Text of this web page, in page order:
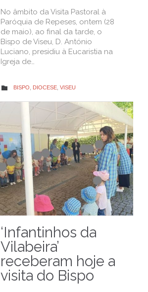
No âmbito da Visita Pastoral à
Paróquia de Repeses, ontem (28
de maio), ao final da tarde, o
Bispo de Viseu, D. António
Luciano, presidiu à Eucaristia na
Igreja de…
 CATEGORY
BISPO DIOCESE VISEU
‘Infantinhos da
Vilabeira’
receberam hoje a
visita do Bispo